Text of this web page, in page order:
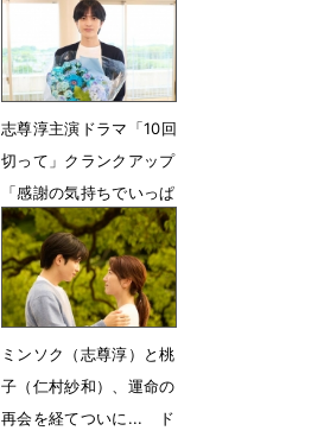
7月1日 17時08分
志尊淳主演ドラマ「10回
切って」クランクアップ
「感謝の気持ちでいっぱ
いです」
6月13日 09時00分
ミンソク（志尊淳）と桃
子（仁村紗和）、運命の
再会を経てついに... ド